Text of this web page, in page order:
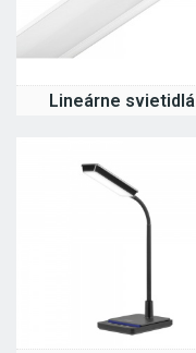
Lineárne svietidlá